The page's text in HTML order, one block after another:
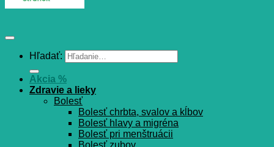
Hľadať:
Akcia %
Zdravie a lieky
Bolesť
Bolesť chrbta, svalov a kĺbov
Bolesť hlavy a migréna
Bolesť pri menštruácii